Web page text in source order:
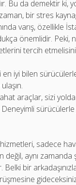
Bu da demektir ki,
bir stres
varış, özellikle
önemlidir. Peki,
tercih
en iyi bilen
araçlar, sizi
Deneyimli
sadece
aynı zamanda
bir